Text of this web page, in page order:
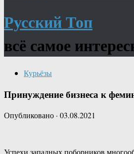
Русский Топ
всё самое
Курьёзы
Принуждение бизнеса к
Опубликовано · 03.08.2021